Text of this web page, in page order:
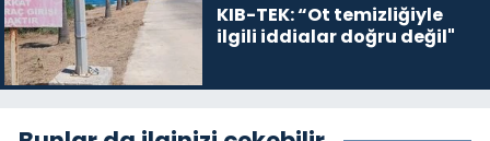
KIB-TEK: “Ot temizliğiyle
ilgili iddialar doğru değil"